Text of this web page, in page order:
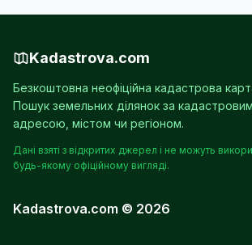
Kadastrova.com
Безкоштовна неофіційна кадастрова
Пошук земельних ділянок за
адресою, містом чи регіоном.
Дані взяті з відкритих джерел і не можуть
будь-якому офіційному вигляді.
Kadastrova.com © 2026